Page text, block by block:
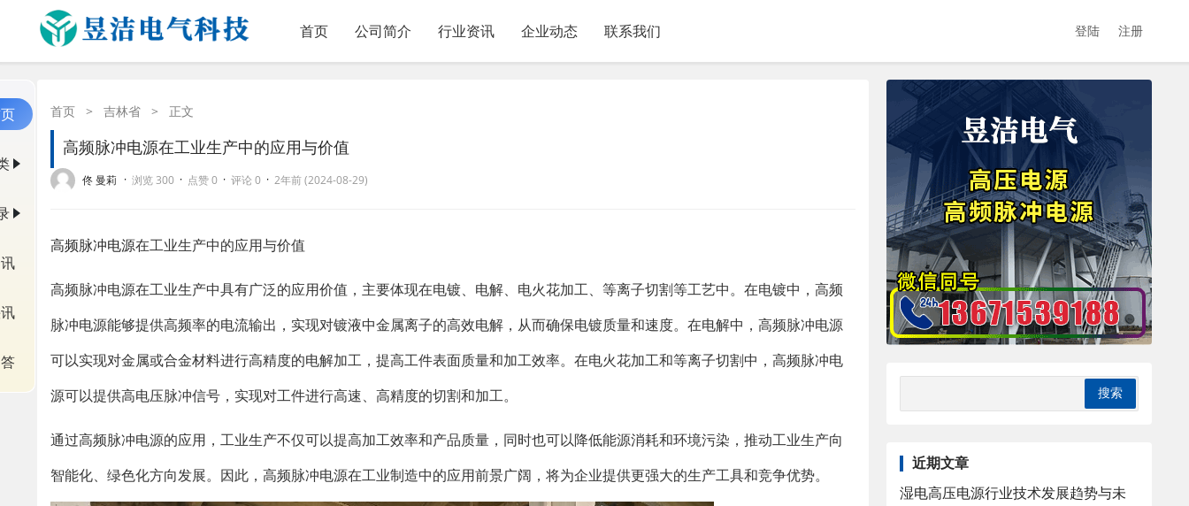
首页 公司简介 行业资讯 企业动态 联系我们 登陆 注册
首页 > 吉林省 > 正文
高频脉冲电源在工业生产中的应用与价值
佟 曼莉 · 浏览 300 · 点赞 0 · 评论 0 · 2年前 (2024-08-29)
高频脉冲电源在工业生产中的应用与价值
高频脉冲电源在工业生产中具有广泛的应用价值，主要体现在电镀、电解、电火花加工、等离子切割等工艺中。在电镀中，高频
脉冲电源能够提供高频率的电流输出，实现对镀液中金属离子的高效电解，从而确保电镀质量和速度。在电解中，高频脉冲电源
可以实现对金属或合金材料进行高精度的电解加工，提高工件表面质量和加工效率。在电火花加工和等离子切割中，高频脉冲电
源可以提供高电压脉冲信号，实现对工件进行高速、高精度的切割和加工。
通过高频脉冲电源的应用，工业生产不仅可以提高加工效率和产品质量，同时也可以降低能源消耗和环境污染，推动工业生产向
智能化、绿色化方向发展。因此，高频脉冲电源在工业制造中的应用前景广阔，将为企业提供更强大的生产工具和竞争优势。
近期文章
湿电高压电源行业技术发展趋势与未